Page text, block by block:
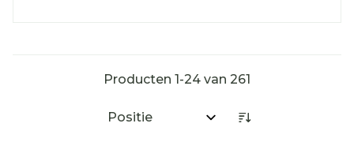
Producten 1-24 van 261
Sorteer op: